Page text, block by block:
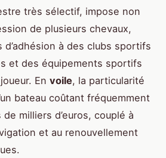
très sélectif, impose non
de plusieurs chevaux,
d’adhésion à des clubs sportifs
et des équipements sportifs
En voile, la particularité
bateau coûtant fréquemment
milliers d’euros, couplé à
et au renouvellement